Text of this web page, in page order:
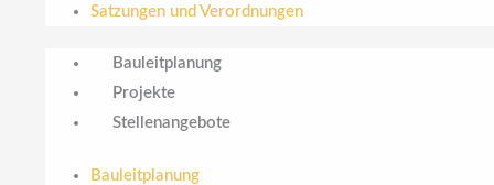
Satzungen und Verordnungen
Bauleitplanung
Projekte
Stellenangebote
Bauleitplanung